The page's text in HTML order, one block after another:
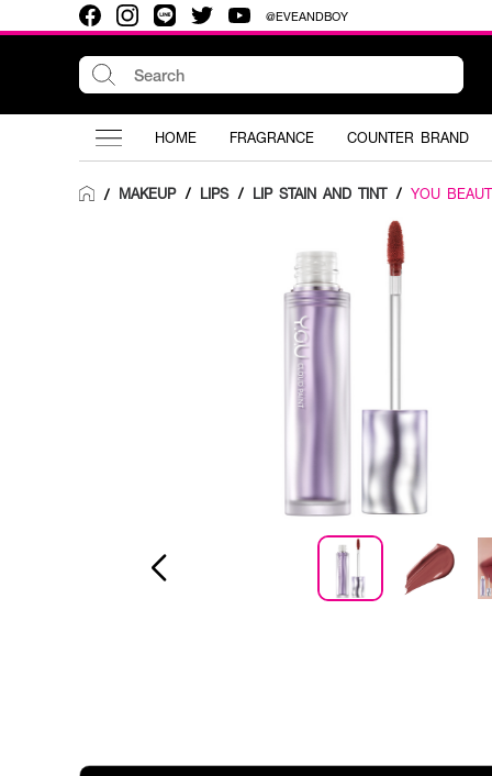
@EVEANDBOY
HOME FRAGRANCE COUNTER BRAND
/ MAKEUP / LIPS / LIP STAIN AND TINT / YOU